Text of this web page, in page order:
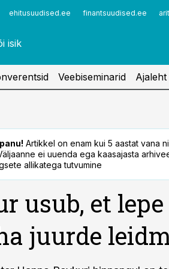
ehitusuudised.ee finantsuudised.ee
Veebiseminarid Ajaleht
Artikkel on enam kui 5 aastat vana
ei uuenda ega kaasajasta
allikatega tutvumine
usub, et
juurde